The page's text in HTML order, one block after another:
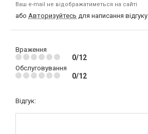
Ваш e-mail не відображатиметься на сайті
або Авторизуйтесь для написання відгуку
Враження
0/12
Обслуговування
0/12
Відгук: